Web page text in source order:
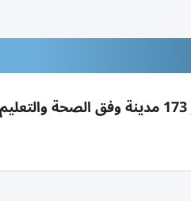
الإيكونوميست: أبوظبي الأولى ودبي الثانية أوسطياً للعيش 2026 ضمن مؤشر 173 مدينة